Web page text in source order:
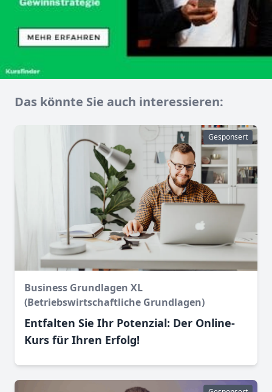
Das könnte Sie auch interessieren:
Gesponsert
Business Grundlagen XL
(Betriebswirtschaftliche Grundlagen)
Entfalten Sie Ihr Potenzial: Der Online-
Kurs für Ihren Erfolg!